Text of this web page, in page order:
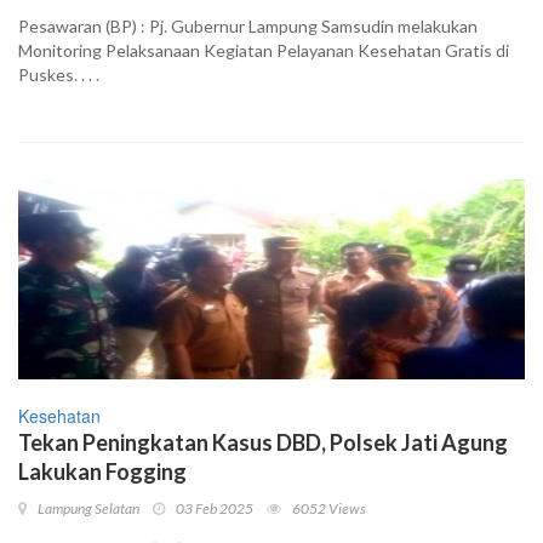
Pesawaran (BP) : Pj. Gubernur Lampung Samsudin melakukan
Monitoring Pelaksanaan Kegiatan Pelayanan Kesehatan Gratis di
Puskes. . . .
Kesehatan
Tekan Peningkatan Kasus DBD, Polsek Jati Agung
Lakukan Fogging
Lampung Selatan 03 Feb 2025 6052 Views